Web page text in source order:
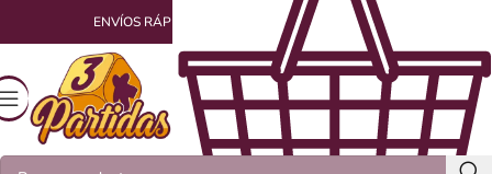
ENVÍOS RÁPIDOS Y EMPAQUETADOS CON AMOR